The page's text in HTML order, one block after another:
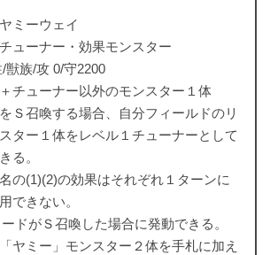
ミーウェイ
ューナー・効果モンスター
獣族/攻 0/守2200
チューナー以外のモンスター１体
Ｓ召喚する場合、自分フィールドのリ
ター１体をレベル１チューナーとして
る。
の(1)(2)の効果はそれぞれ１ターンに
できない。
ドがＳ召喚した場合に発動できる。
ヤミー」モンスター２体を手札に加え